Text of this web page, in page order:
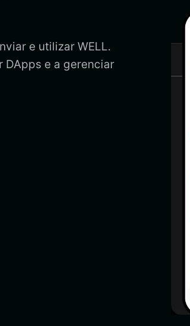
e utilizar WELL.
DApps e a gerenciar